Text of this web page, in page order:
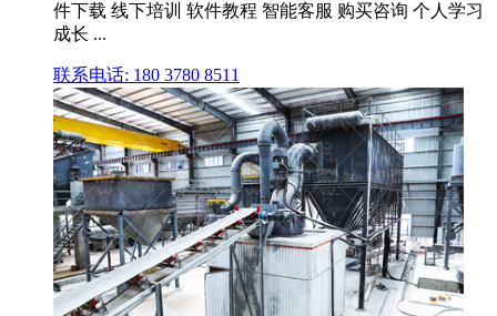
件下载 线下培训 软件教程 智能客服 购买咨询 个人学习
成长 ...
联系电话: 180 3780 8511